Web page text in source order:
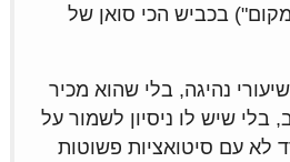
בכביש הכי סואן של
נהיגה, בלי שהוא מכיר
שיש לו ניסיון לשמור על
לא עם סיטואציות פשוטות